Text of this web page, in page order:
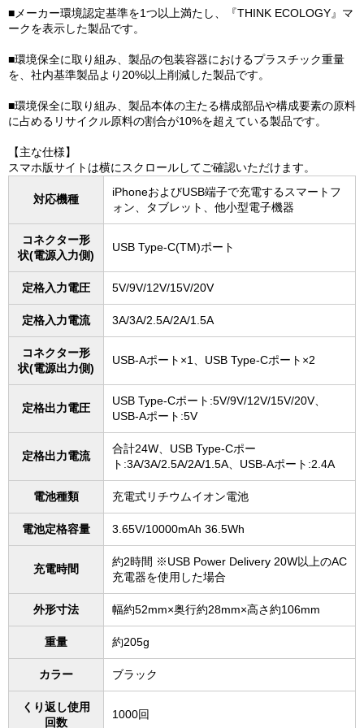
■メーカー環境認定基準を1つ以上満たし、『THINK ECOLOGY』マ
ークを表示した製品です。
■環境保全に取り組み、製品の包装容器におけるプラスチック重量
を、社内基準製品より20%以上削減した製品です。
■環境保全に取り組み、製品本体の主たる構成部品や構成要素の原料
に占めるリサイクル原料の割合が10%を超えている製品です。
【主な仕様】
スマホ版サイトは横にスクロールしてご確認いただけます。
対応機種
iPhoneおよびUSB端子で充電するスマートフ
ォン、タブレット、他小型電子機器
コネクター形
状(電源入力側)
USB Type-C(TM)ポート
定格入力電圧 5V/9V/12V/15V/20V
定格入力電流 3A/3A/2.5A/2A/1.5A
コネクター形
状(電源出力側)
USB-Aポート×1、USB Type-Cポート×2
定格出力電圧
USB Type-Cポート:5V/9V/12V/15V/20V、
USB-Aポート:5V
定格出力電流
合計24W、USB Type-Cポー
ト:3A/3A/2.5A/2A/1.5A、USB-Aポート:2.4A
電池種類 充電式リチウムイオン電池
電池定格容量 3.65V/10000mAh 36.5Wh
充電時間
約2時間 ※USB Power Delivery 20W以上のAC
充電器を使用した場合
外形寸法 幅約52mm×奥行約28mm×高さ約106mm
重量 約205g
カラー ブラック
くり返し使用
回数
1000回